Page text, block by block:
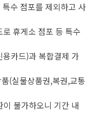
수 점포를 제외하고 사
휴게소 점포 등 특수
카드)과 복합결제 가
(실물상품권,복권,교통
불가하오니 기간 내